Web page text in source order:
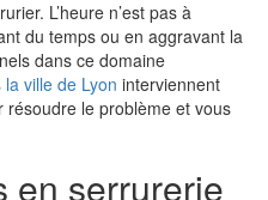
L’heure n’est pas à
du temps ou en aggravant la
dans ce domaine
ville de Lyon interviennent
le problème et vous
en serrurerie